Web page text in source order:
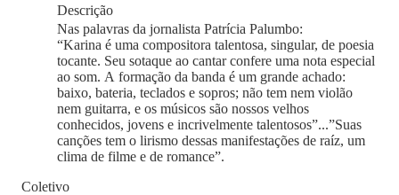
Descrição
Nas palavras da jornalista Patrícia Palumbo:
“Karina é uma compositora talentosa, singular, de poesia
tocante. Seu sotaque ao cantar confere uma nota especial
ao som. A formação da banda é um grande achado:
baixo, bateria, teclados e sopros; não tem nem violão
nem guitarra, e os músicos são nossos velhos
conhecidos, jovens e incrivelmente talentosos”...”Suas
canções tem o lirismo dessas manifestações de raíz, um
clima de filme e de romance”.
Coletivo